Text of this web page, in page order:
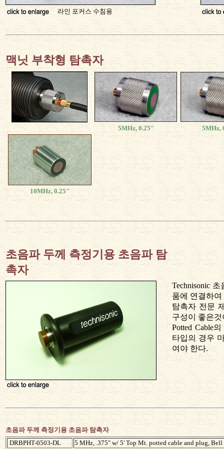
라인 포커스 수침용
맥닛 부착형 탐촉자
5MHz, 0.25" 5MHz,
10MHz, 0.25"
초음파 두께 측정기용 초음파 탐
촉자
Technisonic
품에 연결하
탐촉자 전문
구성이 좋은
Potted Cable
타입의 경우
여야 한다.
초음파 두께 측정기용 초음파 탐촉자
DRBPHT-0503-DL
5 MHz, .375" w/ 5' Top Mt. potted cable and plug, Bell